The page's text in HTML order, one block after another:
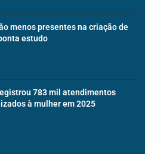
menos presentes na criação de
estudo
783 mil atendimentos
à mulher em 2025